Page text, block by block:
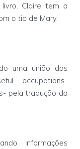
Claire tem a
o tio de Mary.
uma união dos
occupations-
pela tradução da
informações